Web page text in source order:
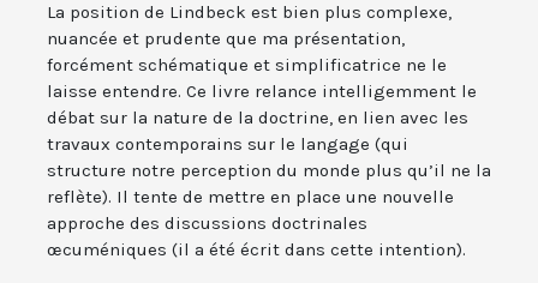
La position de Lindbeck est bien plus complexe,
nuancée et prudente que ma présentation,
forcément schématique et simplificatrice ne le
laisse entendre. Ce livre relance intelligemment le
débat sur la nature de la doctrine, en lien avec les
travaux contemporains sur le langage (qui
structure notre perception du monde plus qu’il ne la
reflète). Il tente de mettre en place une nouvelle
approche des discussions doctrinales
œcuméniques (il a été écrit dans cette intention).